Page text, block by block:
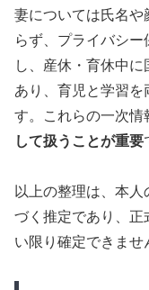
妻については氏名や
らず、プライバシ
し、産休・育休中
あり、育児と学習を
す。これらの一次情
して扱うことが重要
以上の整理は、本
づく推定であり、正
い限り確定できませ